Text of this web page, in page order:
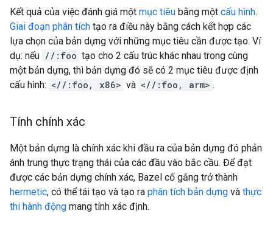
Kết quả của việc đánh giá một mục tiêu bằng một cấu hình.
Giai đoạn phân tích tạo ra điều này bằng cách kết hợp các
lựa chọn của bản dựng với những mục tiêu cần được tạo. Ví
dụ: nếu //:foo tạo cho 2 cấu trúc khác nhau trong cùng
một bản dựng, thì bản dựng đó sẽ có 2 mục tiêu được định
cấu hình: <//:foo, x86> và <//:foo, arm> .
Tính chính xác
Một bản dựng là chính xác khi đầu ra của bản dựng đó phản
ánh trung thực trạng thái của các đầu vào bắc cầu. Để đạt
được các bản dựng chính xác, Bazel cố gắng trở thành
hermetic, có thể tái tạo và tạo ra phân tích bản dựng và thực
thi hành động mang tính xác định.